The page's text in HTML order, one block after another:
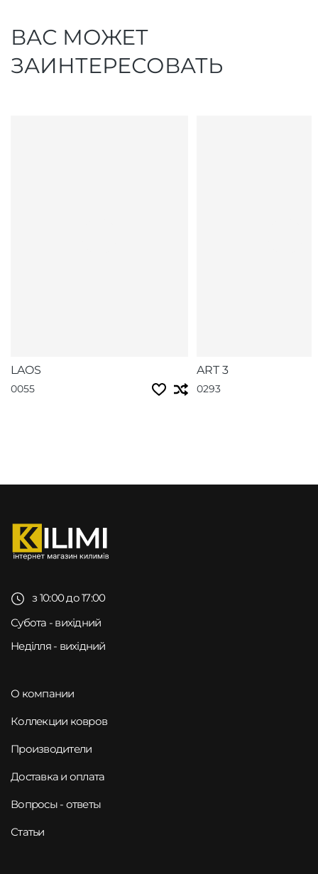
ВАС МОЖЕТ
ЗАИНТЕРЕСОВАТЬ
LAOS
0055
ART 3
0293
з 10:00 до 17:00
Субота - вихідний
Неділля - вихідний
О компании
Коллекции ковров
Производители
Доставка и оплата
Вопросы - ответы
Статьи